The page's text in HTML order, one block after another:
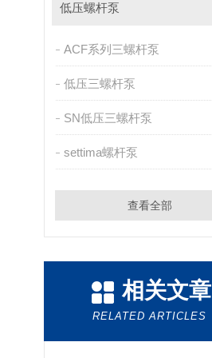
低压螺杆泵
ACF系列三螺杆泵
低压三螺杆泵
SN低压三螺杆泵
settima螺杆泵
查看全部
相关文章
RELATED ARTICLES